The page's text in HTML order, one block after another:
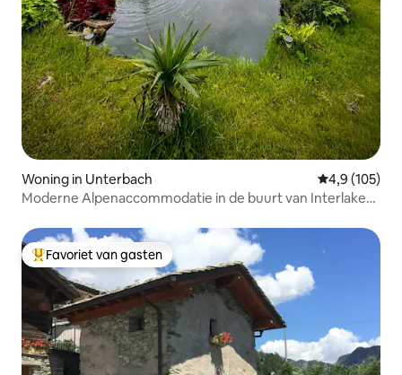
Woning in Unterbach Gemiddelde
4,9 (105)
Moderne Alpenaccommodatie in de buurt van Interlaken
Topfavoriet van gasten
Favoriet van gasten